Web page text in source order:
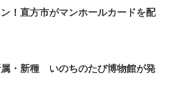
！直方市がマンホールカードを配
属・新種 いのちのたび博物館が発